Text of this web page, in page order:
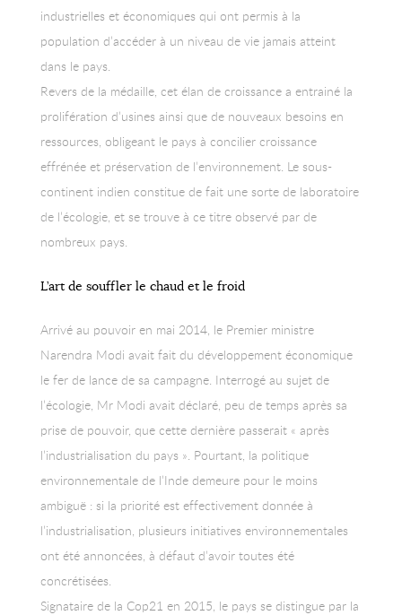
industrielles et économiques qui ont permis à la
population d’accéder à un niveau de vie jamais atteint
dans le pays.
Revers de la médaille, cet élan de croissance a entrainé la
prolifération d’usines ainsi que de nouveaux besoins en
ressources, obligeant le pays à concilier croissance
effrénée et préservation de l’environnement. Le sous-
continent indien constitue de fait une sorte de laboratoire
de l’écologie, et se trouve à ce titre observé par de
nombreux pays.
L’art de souffler le chaud et le froid
Arrivé au pouvoir en mai 2014, le Premier ministre
Narendra Modi avait fait du développement économique
le fer de lance de sa campagne. Interrogé au sujet de
l’écologie, Mr Modi avait déclaré, peu de temps après sa
prise de pouvoir, que cette dernière passerait « après
l’industrialisation du pays ». Pourtant, la politique
environnementale de l’Inde demeure pour le moins
ambiguë : si la priorité est effectivement donnée à
l’industrialisation, plusieurs initiatives environnementales
ont été annoncées, à défaut d’avoir toutes été
concrétisées.
Signataire de la Cop21 en 2015, le pays se distingue par la